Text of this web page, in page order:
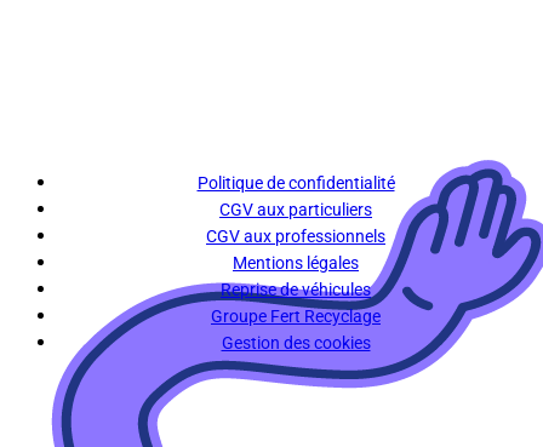
Politique de confidentialité
CGV aux particuliers
CGV aux professionnels
Mentions légales
Reprise de véhicules
Groupe Fert Recyclage
Gestion des cookies